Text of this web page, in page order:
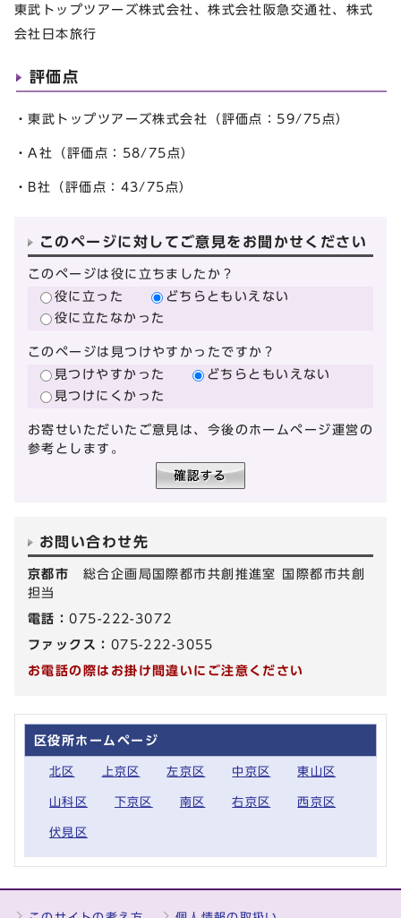
東武トップツアーズ株式会社、株式会社阪急交通社、株式
会社日本旅行
評価点
・東武トップツアーズ株式会社（評価点：59/75点）
・A社（評価点：58/75点）
・B社（評価点：43/75点）
このページに対してご意見をお聞かせください
このページは役に立ちましたか？
役に立った
どちらともいえない
役に立たなかった
このページは見つけやすかったですか？
見つけやすかった
どちらともいえない
見つけにくかった
お寄せいただいたご意見は、今後のホームページ運営の
参考とします。
お問い合わせ先
京都市 総合企画局国際都市共創推進室 国際都市共創
担当
電話：075-222-3072
ファックス： 075-222-3055
お電話の際はお掛け間違いにご注意ください
区役所ホームページ
北区 上京区 左京区 中京区 東山区
山科区 下京区 南区 右京区 西京区
伏見区